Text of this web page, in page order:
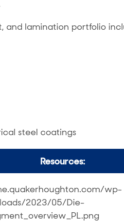
and lamination portfolio
steel coatings
Resources:
wp-
2023/05/Die-